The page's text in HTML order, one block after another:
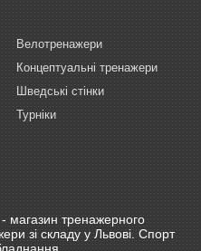
Велотренажери
Концептуальні тренажери
Шведські стінки
Турніки
магазин тренажерного
зі складу у Львові. Спорт